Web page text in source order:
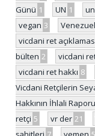
Günü 1 UN 1
vegan 3
vicdani ret
bülten 2 vicdani
vicdani ret hakkı 8
Vicdani Retçilerin
Hakkının İhlali Raporu
retçi 5 vr der 21